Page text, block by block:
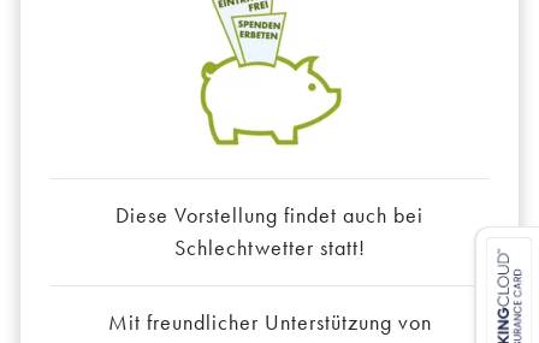
Diese Vorstellung findet auch bei
Schlechtwetter statt!
Mit freundlicher Unterstützung von